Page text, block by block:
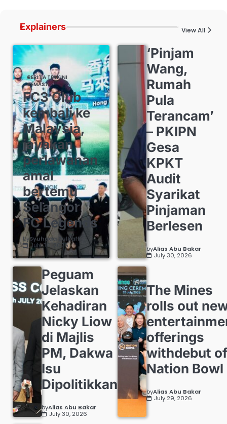
Explainers View All
BERITA TERKINI
SEMASA
FC3 Club
kembali ke
Malaysia,
jayakan
perlawanan
amal
bertemu
Selangor
FC Legends
bySyuhada Zulkafli
July 30, 2026
‘Pinjam
Wang,
Rumah
Pula
Terancam’
– PKIPN
Gesa
KPKT
Audit
Syarikat
Pinjaman
Berlesen
byAlias Abu Bakar
July 30, 2026
Peguam
Jelaskan
Kehadiran
Nicky Liow
di Majlis
PM, Dakwa
Isu
Dipolitikkan
byAlias Abu Bakar
July 30, 2026
The Mines
rolls out
offerings
withdebut
Nation Bowl
byAlias Abu Bakar
July 29, 2026